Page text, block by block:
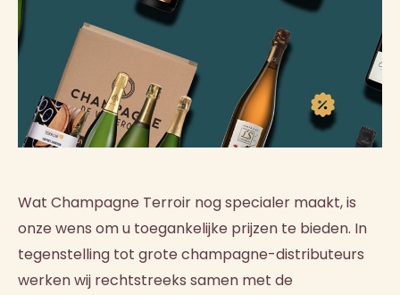
Wat Champagne Terroir nog specialer maakt, is
onze wens om u toegankelijke prijzen te bieden. In
tegenstelling tot grote champagne-distributeurs
werken wij rechtstreeks samen met de